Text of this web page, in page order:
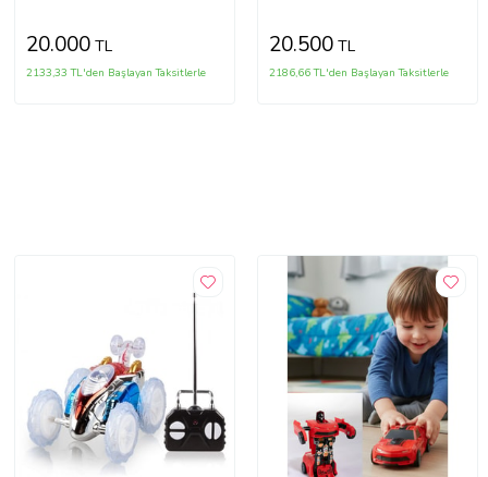
20.000TL
2133,33 TL'den Başlayan Taksitlerle
20.500TL
2186,66 TL'den Başlayan Taksitlerle